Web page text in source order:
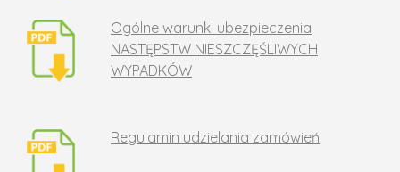
Ogólne warunki ubezpieczenia
NASTĘPSTW NIESZCZĘŚLIWYCH
WYPADKÓW
Regulamin udzielania zamówień